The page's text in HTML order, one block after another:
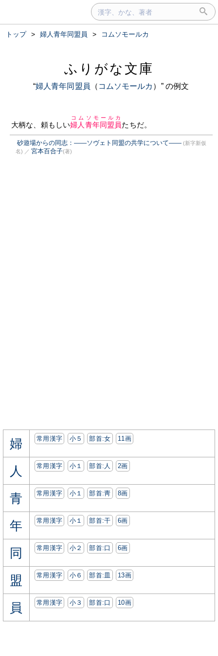
トップ > 婦人青年同盟員 > コムソモールカ
ふりがな文庫
“婦人青年同盟員 （ コムソモールカ ）” の例文
大柄な、頼もしい婦人青年同盟員
コムソモールカ
たちだ。
砂遊場からの同志：――ソヴェト同盟の共学について―― (新字新仮
名) ／ 宮本百合子(著)
婦 常用漢字 小５ 部首:⼥ 11画
人 常用漢字 小１ 部首:⼈ 2画
青 常用漢字 小１ 部首:⾭ 8画
年 常用漢字 小１ 部首:⼲ 6画
同 常用漢字 小２ 部首:⼝ 6画
盟 常用漢字 小６ 部首:⽫ 13画
員 常用漢字 小３ 部首:⼝ 10画